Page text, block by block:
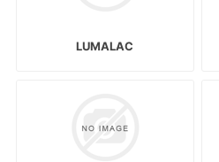
LUMALAC